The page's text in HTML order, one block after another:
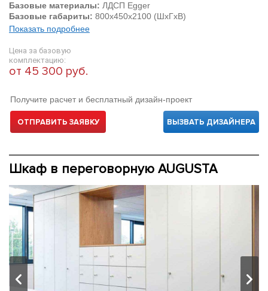
Базовые материалы: ЛДСП Egger
Базовые габариты: 800х450х2100 (ШхГхВ)
Показать подробнее
Цена за базовую
комплектацию:
от 45 300 руб.
Получите расчет и бесплатный дизайн-проект
ОТПРАВИТЬ ЗАЯВКУ ВЫЗВАТЬ ДИЗАЙНЕРА
Шкаф в переговорную AUGUSTA